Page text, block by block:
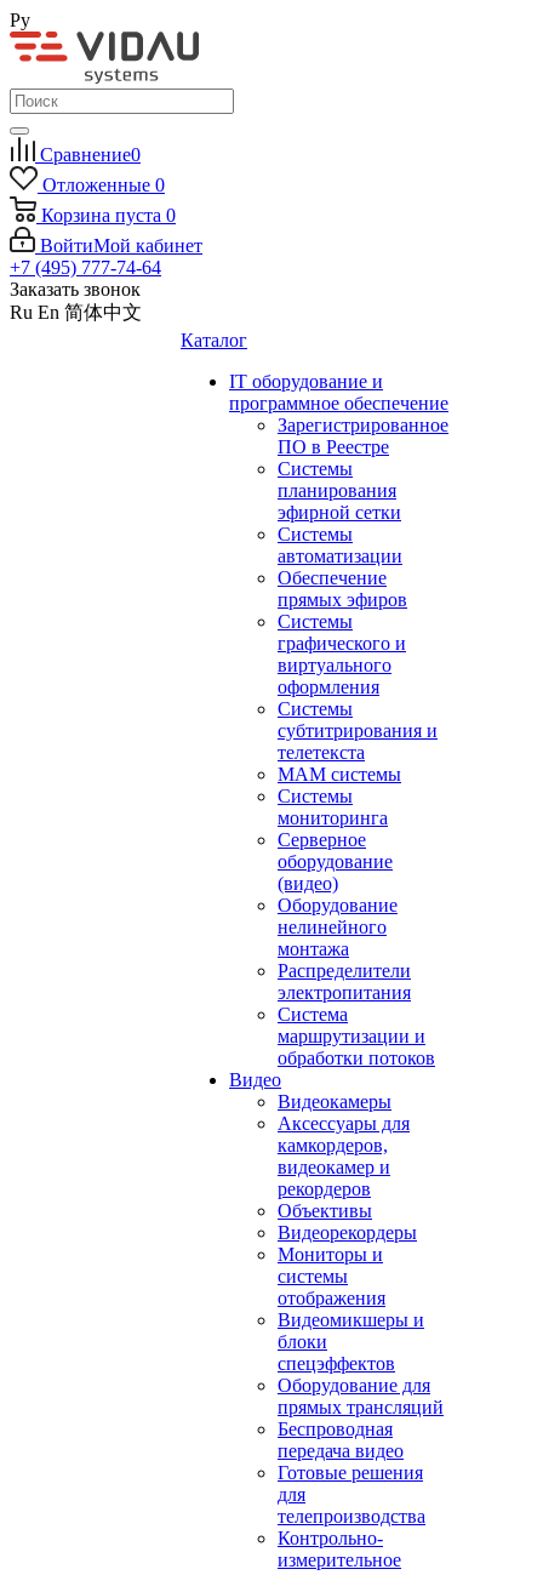
Ру
Сравнение0
Отложенные 0
Корзина пуста 0
ВойтиМой кабинет
+7 (495) 777-74-64
Заказать звонок
Ru En 简体中文
Каталог
IT оборудование и
программное обеспечение
Зарегистрированное
ПО в Реестре
Системы
планирования
эфирной сетки
Системы
автоматизации
Обеспечение
прямых эфиров
Системы
графического и
виртуального
оформления
Системы
субтитрирования и
телетекста
MAM системы
Системы
мониторинга
Серверное
оборудование
(видео)
Оборудование
нелинейного
монтажа
Распределители
электропитания
Система
маршрутизации и
обработки потоков
Видео
Видеокамеры
Аксессуары для
камкордеров,
видеокамер и
рекордеров
Объективы
Видеорекордеры
Мониторы и
системы
отображения
Видеомикшеры и
блоки
спецэффектов
Оборудование для
прямых трансляций
Беспроводная
передача видео
Готовые решения
для
телепроизводства
Контрольно-
измерительное